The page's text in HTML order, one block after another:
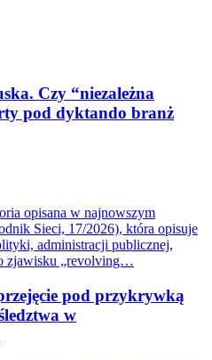
Czy “niezależna
pod dyktando branż
opisana w najnowszym
Sieci, 17/2026), która opisuje
administracji publicznej,
zjawisku „revolving…
pod przykrywką
w